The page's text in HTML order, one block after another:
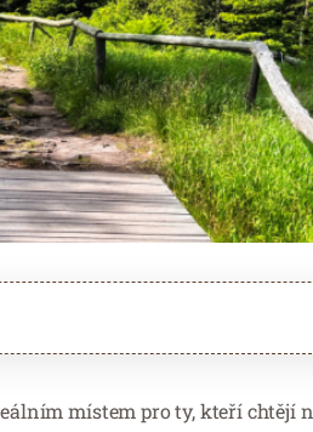
místem pro ty, kteří chtějí